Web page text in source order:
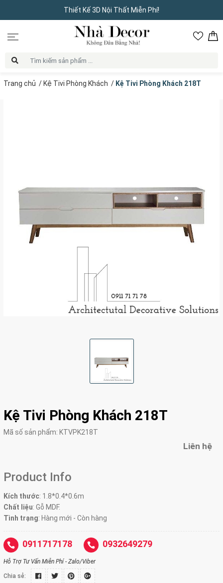
Thiết Kế 3D Nội Thất Miễn Phí!
Trang chủ / Kệ Tivi Phòng Khách / Kệ Tivi Phòng Khách 218T
Kệ Tivi Phòng Khách 218T
Mã số sản phẩm: KTVPK218T
Liên hệ
Product Info
Kích thước: 1.8*0.4*0.6m
Chất liệu: Gỗ MDF.
Tình trạng: Hàng mới - Còn hàng
0911717178 0932649279
Hỗ Trợ Tư Vấn Miễn Phí - Zalo/Viber
Chia sẻ: